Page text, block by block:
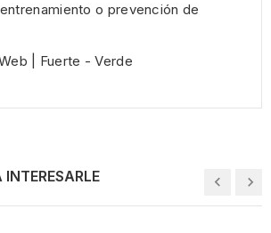
o prevención de
| Fuerte - Verde